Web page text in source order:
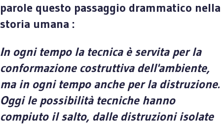
parole questo passaggio drammatico nella
storia umana :
In ogni tempo la tecnica è servita per la
conformazione costruttiva dell'ambiente,
ma in ogni tempo anche per la distruzione.
Oggi le possibilità tecniche hanno
compiuto il salto, dalle distruzioni isolate